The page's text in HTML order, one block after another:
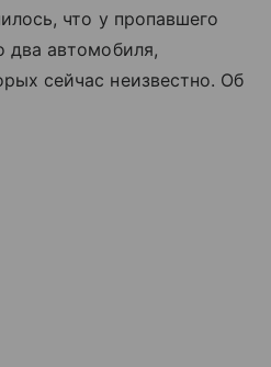
что у пропавшего
два автомобиля,
сейчас неизвестно. Об